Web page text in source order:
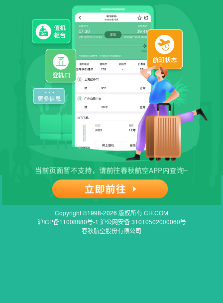
Copyright ©1998-2026 版权所有 CH.COM
沪ICP备11008880号-1 沪公网安备 31010502000060号
春秋航空股份有限公司